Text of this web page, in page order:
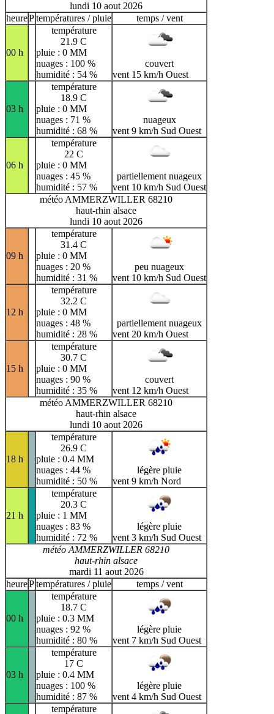
lundi 10 aout 2026
heurePtempératures / pluie temps / vent
00 h
température
21.9 C
pluie : 0 MM
nuages : 100 %
humidité : 54 %
couvert
vent 15 km/h Ouest
03 h
température
18.9 C
pluie : 0 MM
nuages : 71 %
humidité : 68 %
nuageux
vent 9 km/h Sud Ouest
06 h
température
22 C
pluie : 0 MM
nuages : 45 %
humidité : 57 %
partiellement nuageux
vent 10 km/h Sud Ouest
météo AMMERZWILLER 68210
haut-rhin alsace
lundi 10 aout 2026
09 h
température
31.4 C
pluie : 0 MM
nuages : 20 %
humidité : 31 %
peu nuageux
vent 10 km/h Sud Ouest
12 h
température
32.2 C
pluie : 0 MM
nuages : 48 %
humidité : 28 %
partiellement nuageux
vent 20 km/h Ouest
15 h
température
30.7 C
pluie : 0 MM
nuages : 90 %
humidité : 35 %
couvert
vent 12 km/h Ouest
météo AMMERZWILLER 68210
haut-rhin alsace
lundi 10 aout 2026
18 h
température
26.9 C
pluie : 0.4 MM
nuages : 44 %
humidité : 50 %
légère pluie
vent 9 km/h Nord
21 h
température
20.3 C
pluie : 1 MM
nuages : 83 %
humidité : 72 %
légère pluie
vent 3 km/h Sud Ouest
météo AMMERZWILLER 68210
haut-rhin alsace
mardi 11 aout 2026
heurePtempératures / pluie temps / vent
00 h
température
18.7 C
pluie : 0.3 MM
nuages : 92 %
humidité : 80 %
légère pluie
vent 7 km/h Sud Ouest
03 h
température
17 C
pluie : 0.4 MM
nuages : 100 %
humidité : 87 %
légère pluie
vent 4 km/h Sud Ouest
température